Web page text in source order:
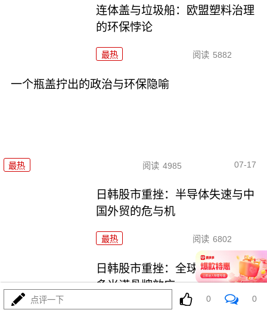
连体盖与垃圾船：欧盟塑料治理
的环保悖论
最热 阅读 5882
一个瓶盖拧出的政治与环保隐喻
最热 阅读 4985 07-17
日韩股市重挫：半导体失速与中
国外贸的危与机
最热 阅读 6802
日韩股市重挫：全球资本市场的
多米诺骨牌效应
点评一下 0 0